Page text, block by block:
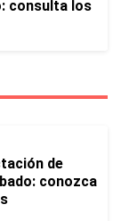
consulta los
de
conozca